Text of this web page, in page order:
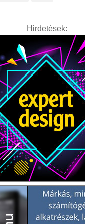
Hirdetések: